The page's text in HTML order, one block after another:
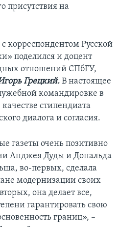
присутствия на
корреспондентом Русской
поделился и доцент
отношений СПбГУ,
Грецкий. В настоящее
командировке в
стипендиата
диалога и согласия.
газеты очень позитивно
Анджея Дуды и Дональда
во-первых, сделала
модернизации своих
она делает все,
гарантировать свою
границ», –